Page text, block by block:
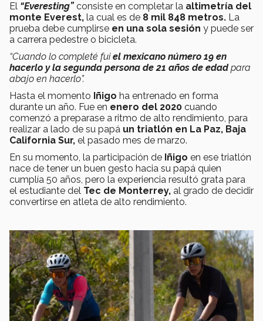
El “Everesting” consiste en completar la altimetría del
monte Everest, la cual es de 8 mil 848 metros. La
prueba debe cumplirse en una sola sesión y puede ser
a carrera pedestre o bicicleta.
“Cuando lo completé fuiel mexicano número 19 en
hacerlo y la segunda persona de 21 años de edadpara
abajo en hacerlo”.
Hasta el momento Iñigo ha entrenado en forma
durante un año. Fue en enero del 2020 cuando
comenzó a preparase a ritmo de alto rendimiento, para
realizar a lado de su papá un triatlón en La Paz, Baja
California Sur, el pasado mes de marzo.
En su momento, la participación de Iñigo en ese triatlón
nace de tener un buen gesto hacia su papá quien
cumplía 50 años, pero la experiencia resultó grata para
el estudiante del Tec de Monterrey, al grado de decidir
convertirse en atleta de alto rendimiento.